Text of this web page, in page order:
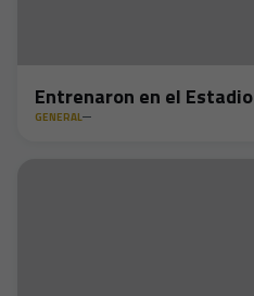
Entrenaron en el Estadio
GENERAL